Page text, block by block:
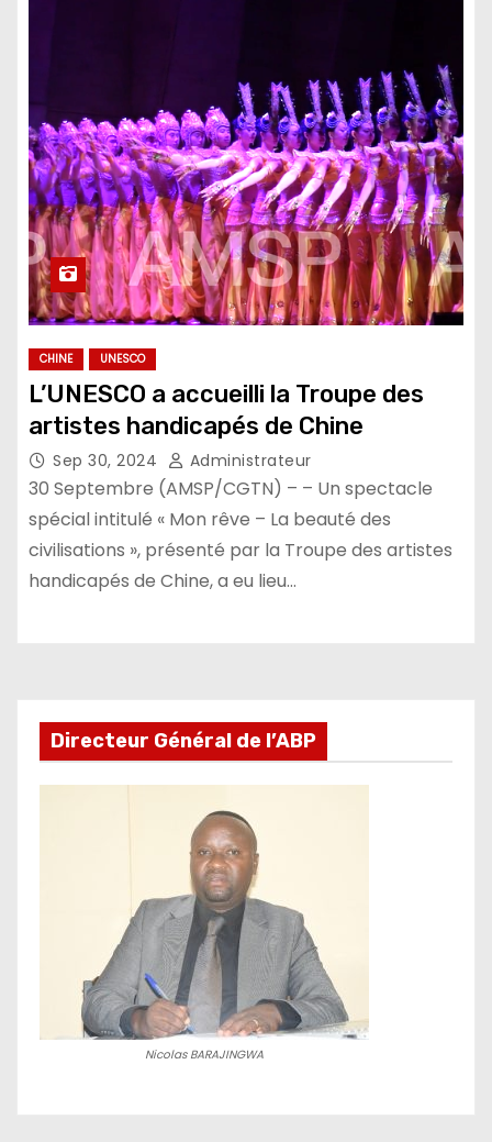
CHINE UNESCO
L’UNESCO a accueilli la Troupe des
artistes handicapés de Chine
Sep 30, 2024 Administrateur
30 Septembre (AMSP/CGTN) – – Un spectacle
spécial intitulé « Mon rêve – La beauté des
civilisations », présenté par la Troupe des artistes
handicapés de Chine, a eu lieu…
Directeur Général de l’ABP
Nicolas BARAJINGWA